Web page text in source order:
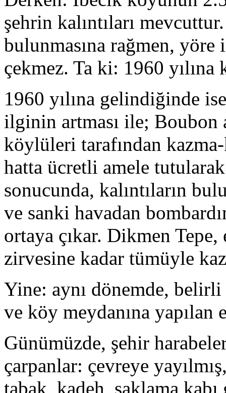
şehrin kalıntıları
bulunmasına rağmen,
çekmez. Ta ki: 1960 yılına
1960 yılına gelindiğinde
ilginin artması ile; Boubon
köylüleri tarafından
hatta ücretli amele
sonucunda, kalıntıların
ve sanki havadan
ortaya çıkar. Dikmen
zirvesine kadar tümüyle
Yine: aynı dönemde, belirli
ve köy meydanına
Günümüzde, şehir
çarpanlar: çevreye
tabak, kadeh, saklama